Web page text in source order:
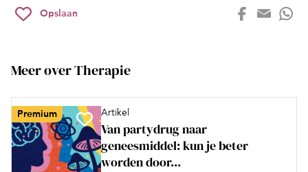
Opslaan
Meer over Therapie
Premium Artikel
Van partydrug naar
geneesmiddel: kun je beter
worden door...